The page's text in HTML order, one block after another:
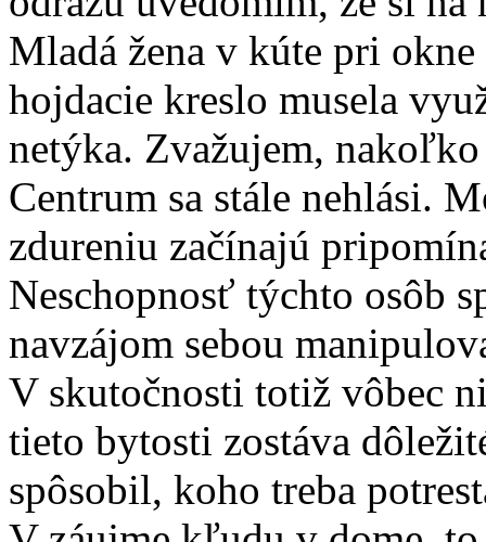
Mladá žena v kúte pri
hojdacie kreslo musela
netýka. Zvažujem, nakoľko
Centrum sa stále nehlási.
zdureniu začínajú
Neschopnosť týchto osôb
navzájom sebou
V skutočnosti totiž vôbec
tieto bytosti zostáva
spôsobil, koho treba